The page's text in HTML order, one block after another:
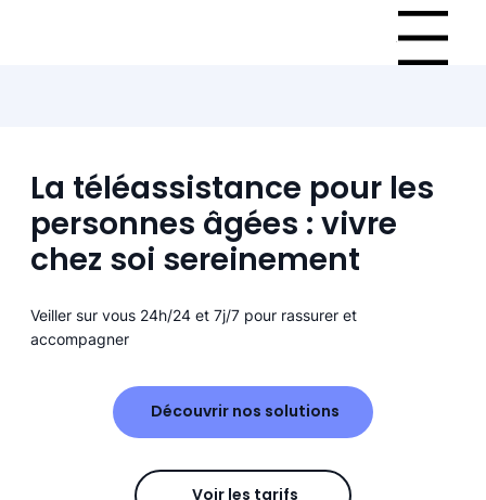
Menu
La téléassistance pour les
personnes âgées : vivre
chez soi sereinement
Veiller sur vous 24h/24 et 7j/7 pour rassurer et
accompagner
Découvrir nos solutions
Voir les tarifs